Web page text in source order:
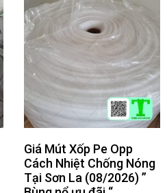
Giá Mút Xốp Pe Opp
Cách Nhiệt Chống Nóng
Tại Sơn La (08/2026) ”